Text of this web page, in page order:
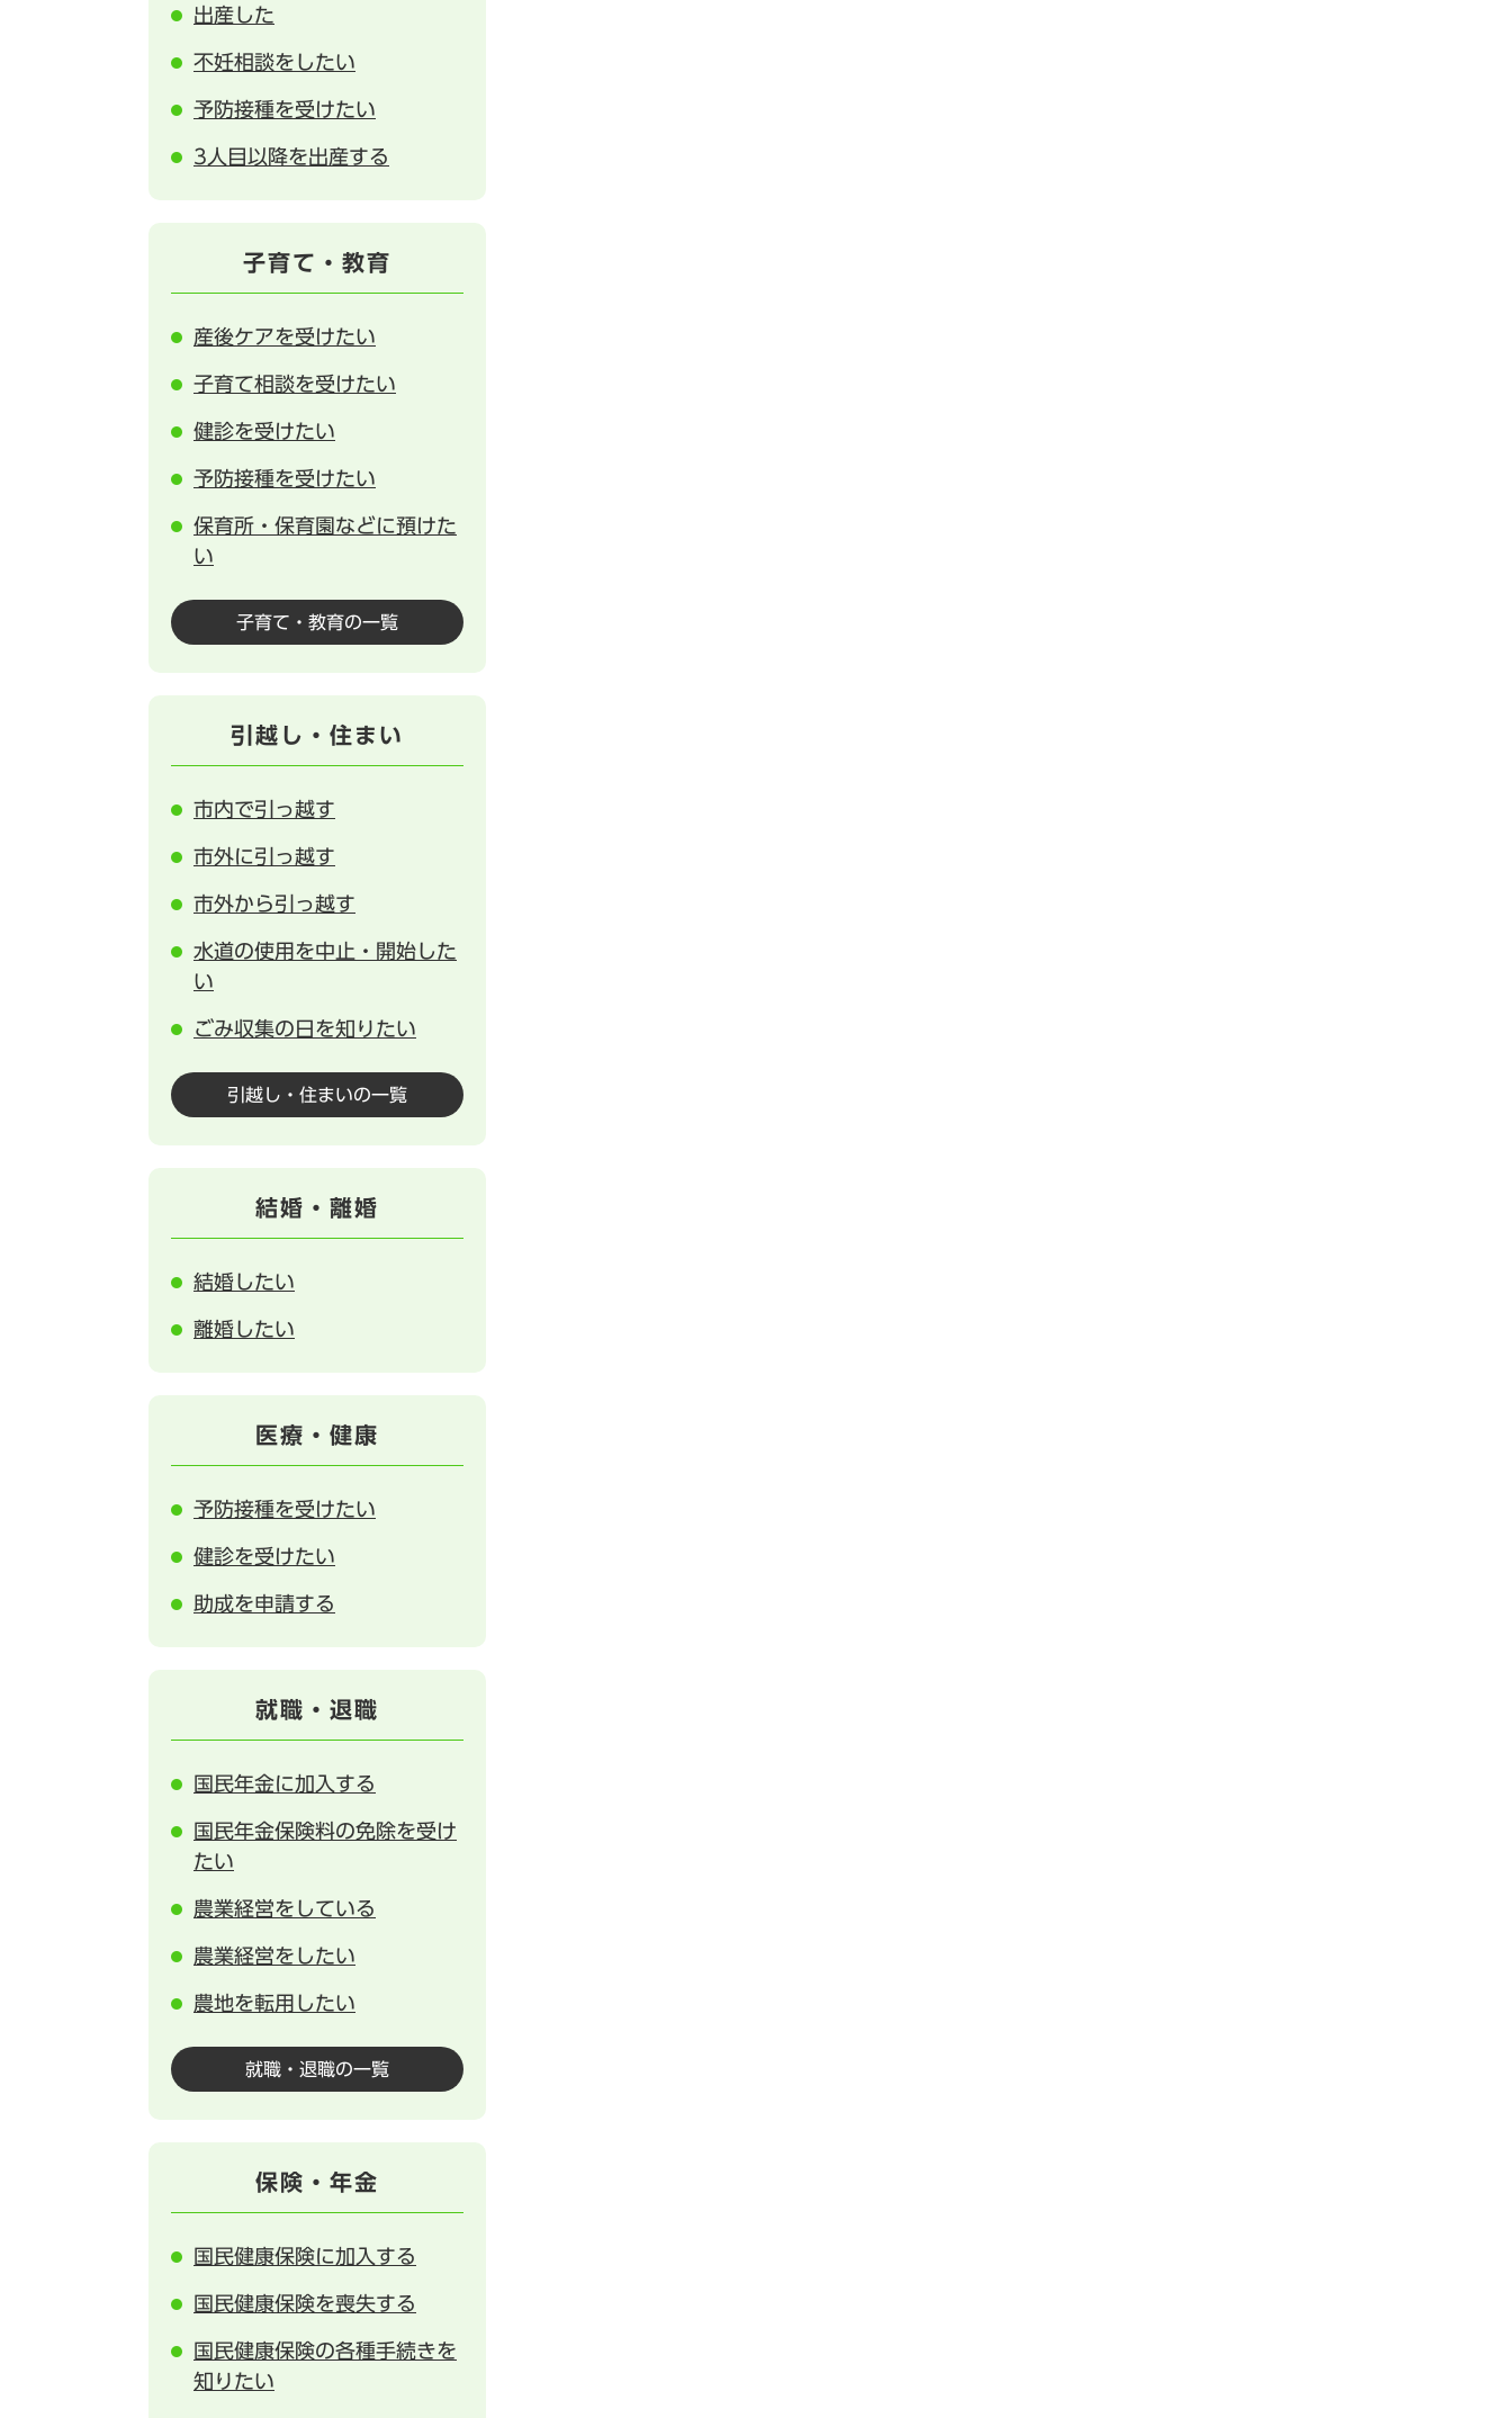
出産した
不妊相談をしたい
予防接種を受けたい
3人目以降を出産する
子育て・教育
産後ケアを受けたい
子育て相談を受けたい
健診を受けたい
予防接種を受けたい
保育所・保育園などに預けた
い
子育て・教育の一覧
引越し・住まい
市内で引っ越す
市外に引っ越す
市外から引っ越す
水道の使用を中止・開始した
い
ごみ収集の日を知りたい
引越し・住まいの一覧
結婚・離婚
結婚したい
離婚したい
医療・健康
予防接種を受けたい
健診を受けたい
助成を申請する
就職・退職
国民年金に加入する
国民年金保険料の免除を受け
たい
農業経営をしている
農業経営をしたい
農地を転用したい
就職・退職の一覧
保険・年金
国民健康保険に加入する
国民健康保険を喪失する
国民健康保険の各種手続きを
知りたい